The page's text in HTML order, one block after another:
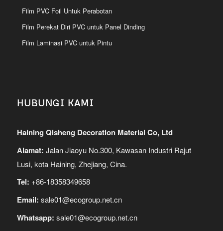
Film PVC Foil Untuk Perabotan
Film Perekat Diri PVC untuk Panel Dinding
Film Laminasi PVC untuk Pintu
HUBUNGI KAMI
Haining Qisheng Decoration Material Co, Ltd
Alamat: Jalan Jiaoyu No.300, Kawasan Industri Rajut
Lusi, kota Haining, Zhejiang, Cina.
Tel: +86-18358349658
Email: sale01@ecogroup.net.cn
Whatsapp: sale01@ecogroup.net.cn